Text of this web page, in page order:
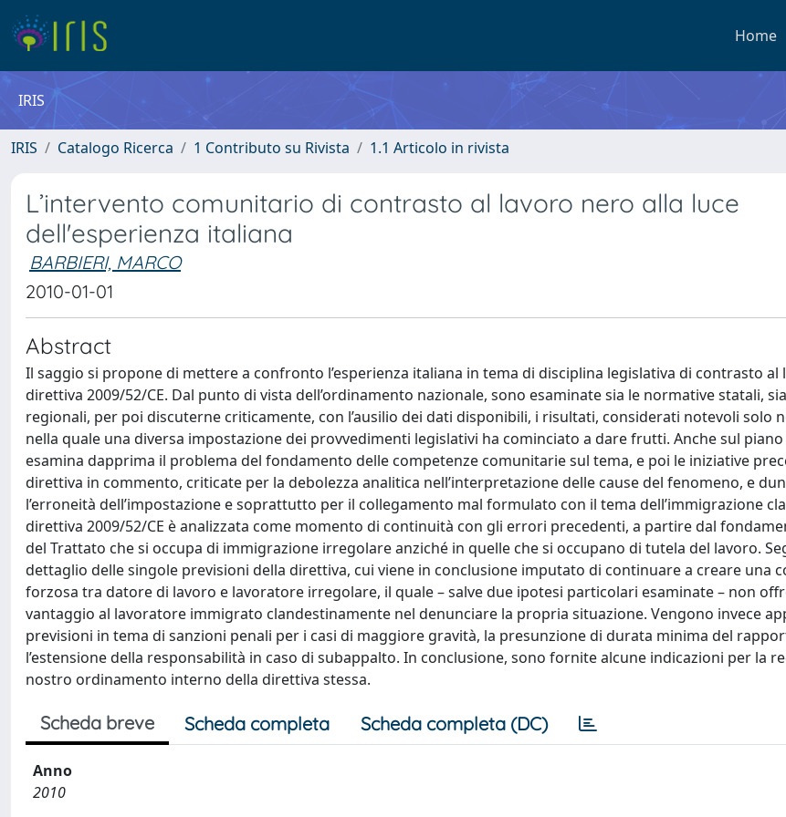
Home
IRIS
IRIS Catalogo Ricerca 1 Contributo su Rivista 1.1 Articolo in rivista
L’intervento comunitario di contrasto al lavoro nero alla luce
dell'esperienza italiana
BARBIERI, MARCO
2010-01-01
Abstract
Il saggio si propone di mettere a confronto l’esperienza italiana in tema di disciplina legislativa di contrasto al
direttiva 2009/52/CE. Dal punto di vista dell’ordinamento nazionale, sono esaminate sia le normative statali,
regionali, per poi discuterne criticamente, con l’ausilio dei dati disponibili, i risultati, considerati notevoli solo
nella quale una diversa impostazione dei provvedimenti legislativi ha cominciato a dare frutti. Anche sul
esamina dapprima il problema del fondamento delle competenze comunitarie sul tema, e poi le iniziative
direttiva in commento, criticate per la debolezza analitica nell’interpretazione delle cause del fenomeno, e
l’erroneità dell’impostazione e soprattutto per il collegamento mal formulato con il tema dell’immigrazione
direttiva 2009/52/CE è analizzata come momento di continuità con gli errori precedenti, a partire dal
del Trattato che si occupa di immigrazione irregolare anziché in quelle che si occupano di tutela del lavoro.
dettaglio delle singole previsioni della direttiva, cui viene in conclusione imputato di continuare a creare una
forzosa tra datore di lavoro e lavoratore irregolare, il quale – salve due ipotesi particolari esaminate – non
vantaggio al lavoratore immigrato clandestinamente nel denunciare la propria situazione. Vengono invece
previsioni in tema di sanzioni penali per i casi di maggiore gravità, la presunzione di durata minima del
l’estensione della responsabilità in caso di subappalto. In conclusione, sono fornite alcune indicazioni per la
nostro ordinamento interno della direttiva stessa.
Scheda breve Scheda completa Scheda completa (DC)
Anno
2010